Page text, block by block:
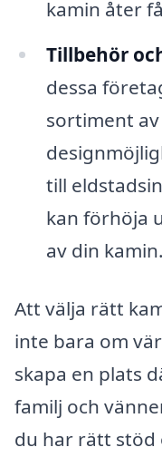
kamin åter
Tillbehör
dessa
sortiment
till
kan förhöja
av din kamin.
Att välja rätt
inte bara om
skapa en plats
familj och
du har rätt stöd